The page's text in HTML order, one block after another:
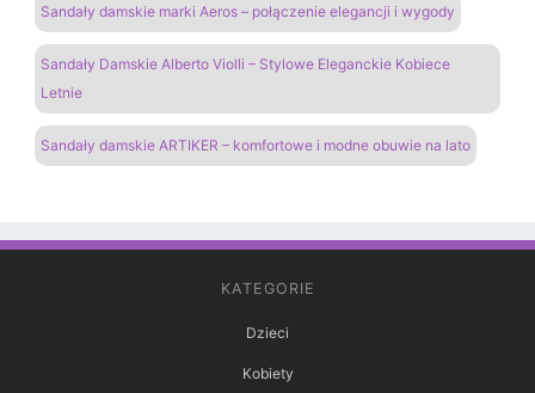
Sandały damskie marki Aeros – połączenie elegancji i wygody
Sandały Damskie Alberto Violli – Stylowe Eleganckie Kobiece
Letnie
Sandały damskie ARTIKER – komfortowe i modne obuwie na lato
KATEGORIE
Dzieci
Kobiety